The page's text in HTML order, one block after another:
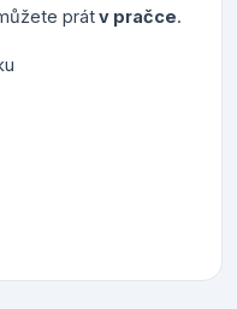
prátv pračce.